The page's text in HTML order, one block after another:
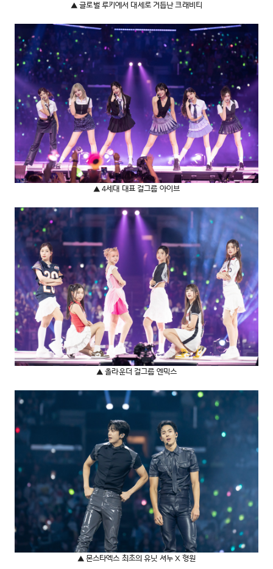
▲ 글로벌 루키에서 대세로 거듭난 크래비티
▲ 4세대 대표 걸그룹 아이브
▲ 올라운더 걸그룹 엔믹스
▲ 몬스타엑스 최초의 유닛 셔누 X 형원